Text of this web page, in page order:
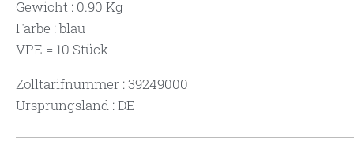
Gewicht : 0.90 Kg
Farbe : blau
VPE = 10 Stück
Zolltarifnummer : 39249000
Ursprungsland : DE